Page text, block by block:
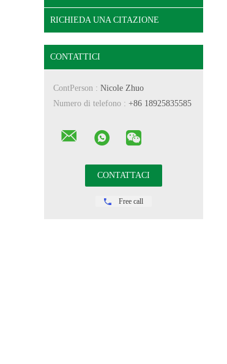
RICHIEDA UNA CITAZIONE
CONTATTICI
ContPerson : Nicole Zhuo
Numero di telefono : +86 18925835585
Free call